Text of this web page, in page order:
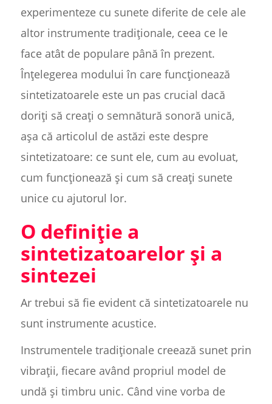
experimenteze cu sunete diferite de cele ale
altor instrumente tradiționale, ceea ce le
face atât de populare până în prezent.
Înțelegerea modului în care funcționează
sintetizatoarele este un pas crucial dacă
doriți să creați o semnătură sonoră unică,
așa că articolul de astăzi este despre
sintetizatoare: ce sunt ele, cum au evoluat,
cum funcționează și cum să creați sunete
unice cu ajutorul lor.
O definiție a
sintetizatoarelor și a
sintezei
Ar trebui să fie evident că sintetizatoarele nu
sunt instrumente acustice.
Instrumentele tradiționale creează sunet prin
vibrații, fiecare având propriul model de
undă și timbru unic. Când vine vorba de